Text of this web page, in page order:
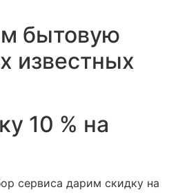
бытовую
известных
10 % на
сервиса дарим скидку на